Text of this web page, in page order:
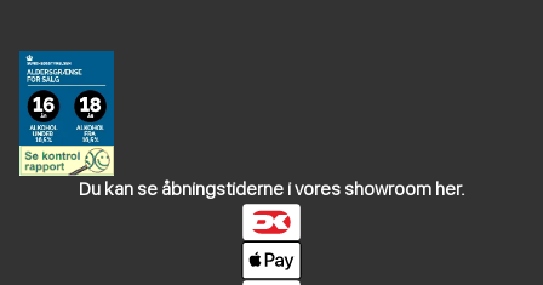
Du kan se åbningstiderne i vores showroom her.